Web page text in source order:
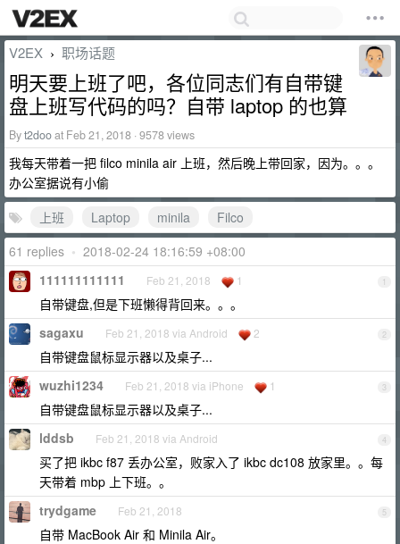
V2EX › 职场话题
明天要上班了吧，各位同志们有自带键
盘上班写代码的吗？自带 laptop 的也算
Byt2dooat Feb 21, 2018 · 9578 views
我每天带着一把 filco minila air 上班，然后晚上带回家，因为。。。
办公室据说有小偷
上班
Laptop minila
Filco
61 replies • 2018-02-24 18:16:59 +08:00
1
111111111111 Feb 21, 2018 1
自带键盘,但是下班懒得背回来。。。
2
sagaxu Feb 21, 2018 via Android 2
自带键盘鼠标显示器以及桌子...
3
wuzhi1234 Feb 21, 2018 via iPhone 1
自带键盘鼠标显示器以及桌子...
4
lddsb Feb 21, 2018 via Android
买了把 ikbc f87 丢办公室，败家入了 ikbc dc108 放家里。。每
天带着 mbp 上下班。。
5
trydgame Feb 21, 2018
自带 MacBook Air 和 Minila Air。